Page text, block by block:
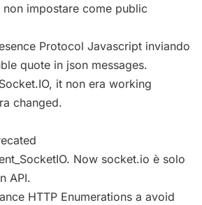
non impostare come public
Protocol Javascript inviando
quote in json messages.
it non era working
changed.
Now socket.io è solo
API.
HTTP Enumerations a avoid